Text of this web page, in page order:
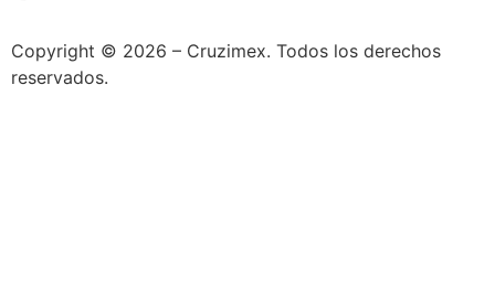
Copyright © 2026 – Cruzimex. Todos los derechos
reservados.